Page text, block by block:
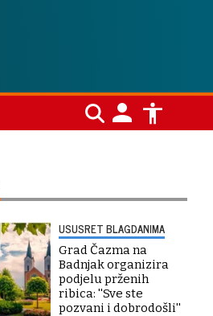
USUSRET BLAGDANIMA
Grad Čazma na
Badnjak organizira
podjelu prženih
ribica: ''Sve ste
pozvani i dobrodošli''